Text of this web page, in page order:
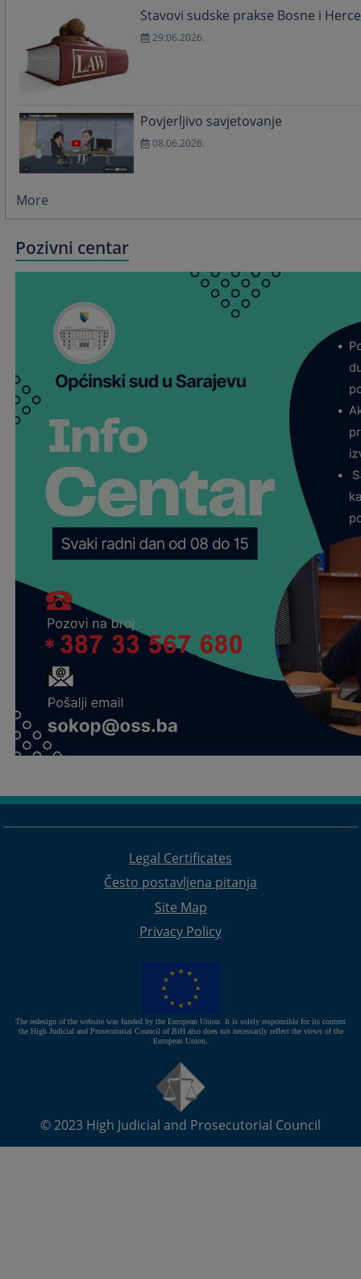
Stavovi sudske prakse Bosne i
29.06.2026.
Povjerljivo savjetovanje
08.06.2026.
More
Pozivni centar
Legal Certificates
Često postavljena pitanja
Site Map
Privacy Policy
The redesign of the website was funded by the European Union. It is solely responsible for its content
the High Judicial and Prosecutorial Council of BiH also does not necessarily reflect the views of the
European Union.
© 2023 High Judicial and Prosecutorial Council